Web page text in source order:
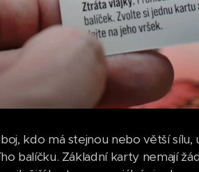
kdo má stejnou nebo větší
balíčku. Základní karty nemají